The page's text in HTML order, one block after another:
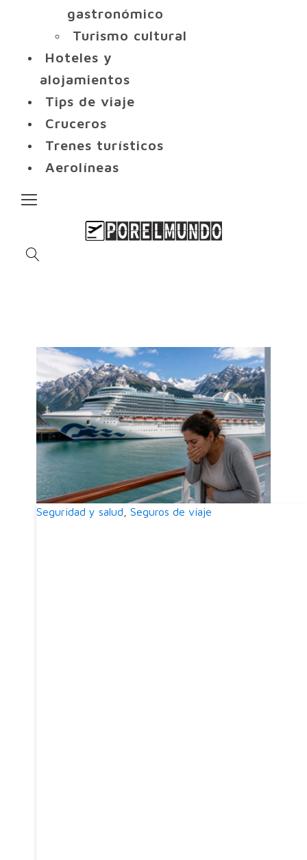
gastronómico
Turismo cultural
Hoteles y
alojamientos
Tips de viaje
Cruceros
Trenes turísticos
Aerolíneas
Seguridad y salud Seguros de viaje